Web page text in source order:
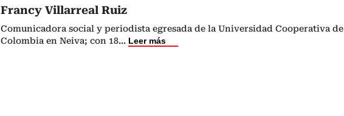
Francy Villarreal Ruiz
Comunicadora social y periodista egresada de la Universidad Cooperativa de
Colombia en Neiva; con 18... Leer más